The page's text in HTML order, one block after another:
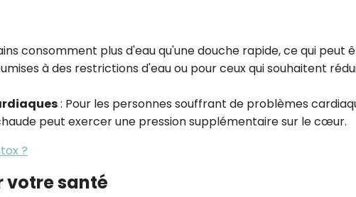
consomment plus d'eau qu'une douche rapide, ce qui peut
à des restrictions d'eau ou pour ceux qui souhaitent
: Pour les personnes souffrant de problèmes
peut exercer une pression supplémentaire sur le cœur.
?
votre santé